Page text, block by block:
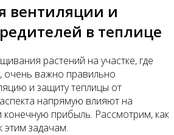
вентиляции и
в теплице
растений на участке, где
очень важно правильно
и защиту теплицы от
напрямую влияют на
конечную прибыль. Рассмотрим, как
этим задачам.